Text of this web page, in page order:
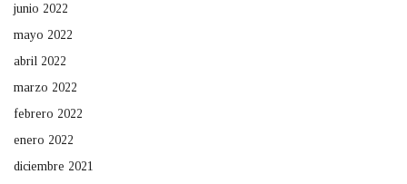
junio 2022
mayo 2022
abril 2022
marzo 2022
febrero 2022
enero 2022
diciembre 2021